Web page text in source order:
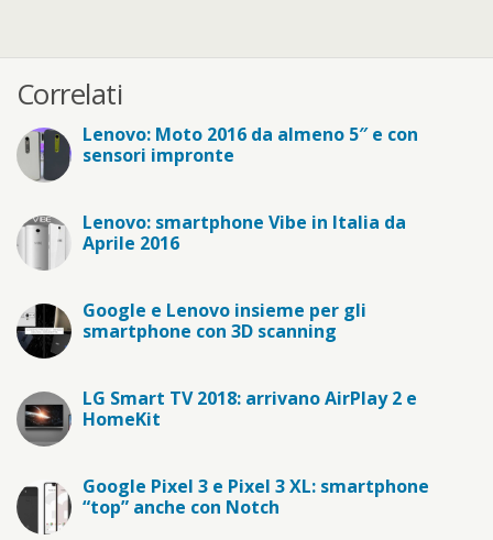
Correlati
Lenovo: Moto 2016 da almeno 5″ e con
sensori impronte
Lenovo: smartphone Vibe in Italia da
Aprile 2016
Google e Lenovo insieme per gli
smartphone con 3D scanning
LG Smart TV 2018: arrivano AirPlay 2 e
HomeKit
Google Pixel 3 e Pixel 3 XL: smartphone
“top” anche con Notch